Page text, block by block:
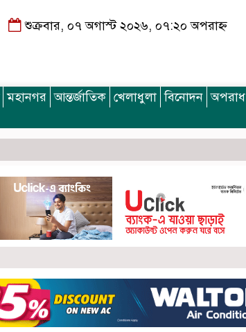
শুক্রবার, ০৭ অগাস্ট ২০২৬, ০৭:২০ অপরাহ্ন
মহানগর আন্তর্জাতিক খেলাধুলা বিনোদন অপরাধ